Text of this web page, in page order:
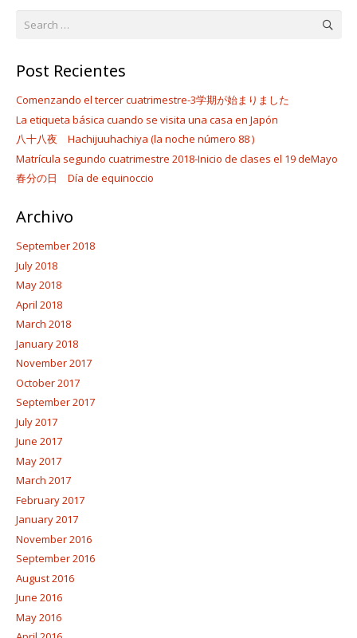
Post Recientes
Comenzando el tercer cuatrimestre-3学期が始まりました
La etiqueta básica cuando se visita una casa en Japón
八十八夜 Hachijuuhachiya (la noche número 88 )
Matrícula segundo cuatrimestre 2018-Inicio de clases el 19 deMayo
春分の日 Día de equinoccio
Archivo
September 2018
July 2018
May 2018
April 2018
March 2018
January 2018
November 2017
October 2017
September 2017
July 2017
June 2017
May 2017
March 2017
February 2017
January 2017
November 2016
September 2016
August 2016
June 2016
May 2016